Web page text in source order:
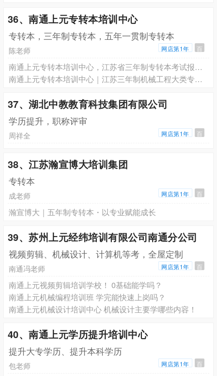
36、南通上元专转本培训中心
专转本，三年制专转本，五年一贯制专转本
陈老师 网店第1年 百
南通上元专转本培训中心，江苏省三年制专转本考试报考条件有哪些？
南通上元专转本培训中心｜江苏三年制机械工程大类专业课理论重难点深度解析
37、湖北中教教育科技集团有限公司
学历提升，职称评审
周祥全 网店第1年 百
38、江苏瀚宣博大培训集团
专转本
成老师 网店第1年 百
瀚宣博大｜五年制专转本・以专业赋能成长
39、苏州上元经纬培训有限公司南通分公司
视频剪辑、机械设计、计算机等考，全屋定制
南通冯老师 网店第1年 百
南通上元视频剪辑培训学校！ 0基础能学吗？
南通上元机械编程培训班 学完能快速上岗吗？
南通上元机械设计培训中心 机械设计主要学哪些内容！
40、南通上元学历提升培训中心
提升大专学历、提升本科学历
包老师 网店第1年 百